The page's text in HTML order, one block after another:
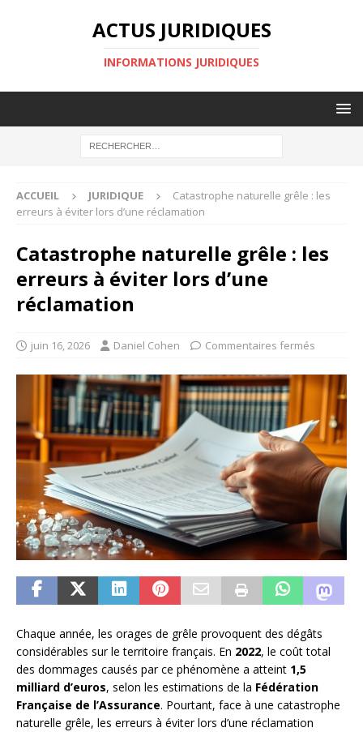
ACTUS JURIDIQUES
INFORMATIONS JURIDIQUES
ACCUEIL JURIDIQUE
Catastrophe naturelle grêle : les
erreurs à éviter lors d’une réclamation
Catastrophe naturelle grêle : les
erreurs à éviter lors d’une
réclamation
juin 16, 2026 Daniel Cohen Commentaires fermés
Chaque année, les orages de grêle provoquent des dégâts
considérables sur le territoire français. En 2022, le coût total
des dommages causés par ce phénomène a atteint 1,5
milliard d’euros, selon les estimations de la Fédération
Française de l’Assurance. Pourtant, face à une catastrophe
naturelle grêle, les erreurs à éviter lors d’une réclamation